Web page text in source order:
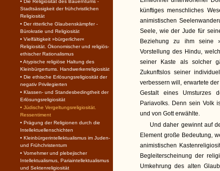
künftiges menschliches
animistischen
Seele, wie der Jude für
Beziehung zu ihm seine
Vorstellung des Hindu,
seiner Kaste als solcher
Zukunftslos seiner
verbessern will, erwartete
Gestalt eines Umsturzes
Pariavolks. Denn sein Volk
und von Gott erwählte.
Und daher gewinnt auf
Element große Bedeutung,
animistischen
Begleiterscheinung der
Umkehrung des alten
• Die Religiosität des Bauerntums -
Stadtsässigkeit der frühchristlichen
Religiosität
• Der ritterliche Glaubenskämpfer -
Bürokratie und Religiosität
• Vielfältigkeit »bürgerlicher«
Religiosität. Ökonomischer und religiös-
ethischer Rationalismus
• Atypische religiöse Haltung des
Kleinbürgertums. Handwerkerreligiosität
• Die ethische Erlösungsreligiosität der
negativ Privilegierten
• Klassen- und Standesbedingtheit der
Erlösungsreligiosität
• Jüdische Vergeltungsreligiosität.
Ressentiment
• Prägung der Religionen durch die
Intellektuellenschichten
• Kleinbürgerintellektualismus im Juden-
und Frühchristentum
• Vornehmer und plebejischer
Intellektualismus, Pariaintellektualismus
und Sektenreligiosität